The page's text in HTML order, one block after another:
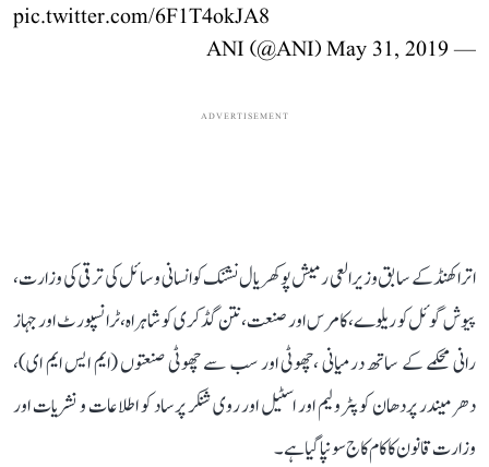
pic.twitter.com/6F1T4okJA8
— ANI (@ANI)
May 31, 2019
ADVERTISEMENT
اتراکھنڈ کے سابق وزیرالعی رمیش پوکھریال نشنک کو انسانی وسائل کی ترقی کی وزارت ،
پیوش گوئل کو ریلوے،کامرس اور صنعت، نتن گڈکری کو شاہراہ ،ٹرانسپورٹ اور جہاز
رانی محکمے کے ساتھ درمیانی ،چھوٹی اور سب سے چھوٹی صنعتوں (ایم ایس ایم ای)،
دھرمیندر پردھان کو پٹرولیم اور اسٹیل اور روی شنکر پرساد کو اطلاعات و نشریات اور
وزارت قانون کا کام کاج سونپا گیا ہے۔